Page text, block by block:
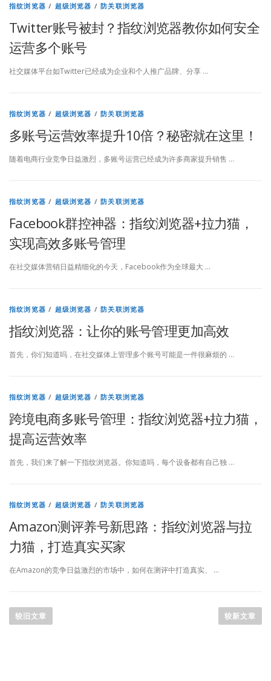
指纹浏览器 / 超级浏览器 /防关联浏览器
Twitter账号被封？指纹浏览器教你如何安全
运营多个账号
社交媒体平台如Twitter已经成为企业和个人推广品牌、分享 …
指纹浏览器 / 超级浏览器 /防关联浏览器
多账号运营效率提升10倍？秘密就在这里！
随着电商行业竞争日益激烈，多账号运营已经成为许多商家提升销售 …
指纹浏览器 / 超级浏览器 /防关联浏览器
Facebook群控神器：指纹浏览器+拉力猫，
实现高效多账号管理
在社交媒体营销日益精细化的今天，Facebook作为全球最大 …
指纹浏览器 / 超级浏览器 /防关联浏览器
指纹浏览器：让你的账号管理更加高效
首先，你们知道吗，在社交媒体上管理多个账号可能是一件很麻烦的 …
指纹浏览器 / 超级浏览器 /防关联浏览器
跨境电商多账号管理：指纹浏览器+拉力猫，
提高运营效率
首先，我们来了解一下指纹浏览器。你知道吗，每个设备都有自己独 …
指纹浏览器 / 超级浏览器 /防关联浏览器
Amazon测评养号新思路：指纹浏览器与拉
力猫，打造真实买家
在Amazon的竞争日益激烈的市场中，如何在测评中打造真实、 …
章
较旧文章 较新文章